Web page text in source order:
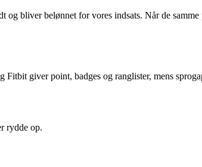
bliver belønnet for vores indsats. Når de
giver point, badges og ranglister, mens
rydde op.